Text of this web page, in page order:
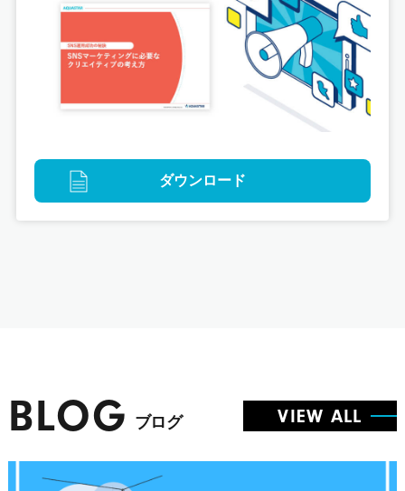
ダウンロード
BLOG ブログ VIEW ALL